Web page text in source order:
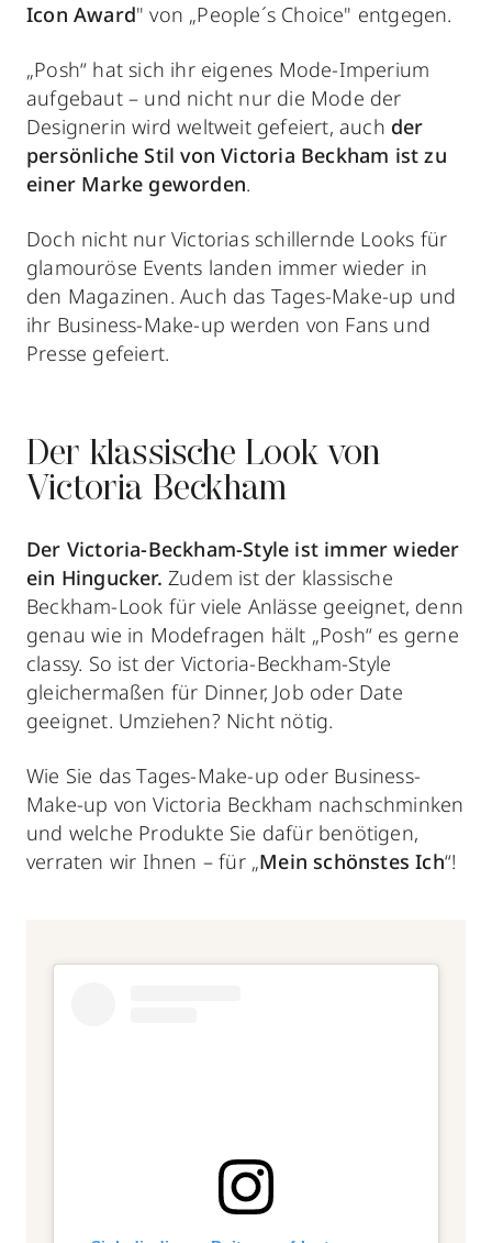
Icon Award" von „People´s Choice" entgegen.
„Posh“ hat sich ihr eigenes Mode-Imperium
aufgebaut – und nicht nur die Mode der
Designerin wird weltweit gefeiert, auch der
persönliche Stil von Victoria Beckham ist zu
einer Marke geworden.
Doch nicht nur Victorias schillernde Looks für
glamouröse Events landen immer wieder in
den Magazinen. Auch das Tages-Make-up und
ihr Business-Make-up werden von Fans und
Presse gefeiert.
Der klassische Look von
Victoria Beckham
Der Victoria-Beckham-Style ist immer wieder
ein Hingucker. Zudem ist der klassische
Beckham-Look für viele Anlässe geeignet, denn
genau wie in Modefragen hält „Posh“ es gerne
classy. So ist der Victoria-Beckham-Style
gleichermaßen für Dinner, Job oder Date
geeignet. Umziehen? Nicht nötig.
Wie Sie das Tages-Make-up oder Business-
Make-up von Victoria Beckham nachschminken
und welche Produkte Sie dafür benötigen,
verraten wir Ihnen – für „Mein schönstes Ich“!